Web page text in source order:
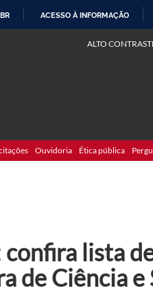
ACESSO À INFORMAÇÃO
ALTO
Ouvidoria Ética pública
lista
de Ciência